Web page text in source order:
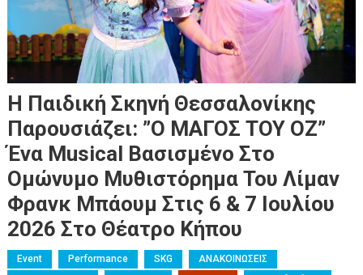
Η Παιδική Σκηνή Θεσσαλονίκης
Παρουσιάζει: ”Ο ΜΑΓΟΣ ΤΟΥ ΟΖ”
Ένα Musical Βασισμένο Στο
Ομώνυμο Μυθιστόρημα Του Λίμαν
Φρανκ Μπάουμ Στις 6 & 7 Ιουλίου
2026 Στο Θέατρο Κήπου
Event Performance SKG
ΑΝΑΚΟΙΝΩΣΕΙΣ